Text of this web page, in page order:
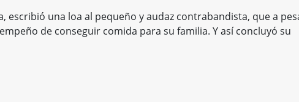
escribió una loa al pequeño y audaz contrabandista, que a
de conseguir comida para su familia. Y así concluyó su